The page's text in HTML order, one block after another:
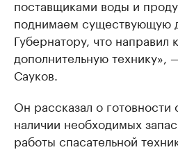
поставщиками воды и
поднимаем существующую
Губернатору, что направил
дополнительную технику»,
Сауков.
Он рассказал о готовности
наличии необходимых
работы спасательной